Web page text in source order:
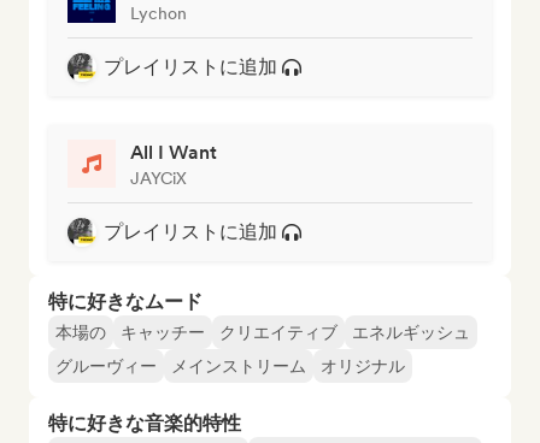
Lychon
プレイリストに追加
All I Want
JAYCiX
プレイリストに追加
特に好きなムード
本場の キャッチー クリエイティブ
エネルギッシュ
グルーヴィー
メインストリーム オリジナル
特に好きな音楽的特性